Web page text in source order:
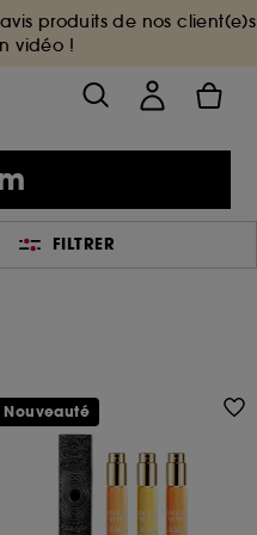
produits de nos client(e)s
vidéo !
FILTRER
Nouveauté